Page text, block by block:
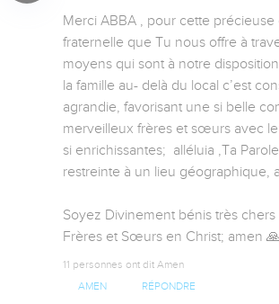
Merci ABBA , pour cette
fraternelle que Tu nous offre à
moyens qui sont à notre
la famille au- delà du local c’est
agrandie, favorisant une si belle
merveilleux frères et sœurs avec
si enrichissantes;  alléluia ,Ta
restreinte à un lieu géographique,
Soyez Divinement bénis très
Frères et Sœurs en Christ; amen
11 personnes ont dit Amen
AMEN RÉPONDRE